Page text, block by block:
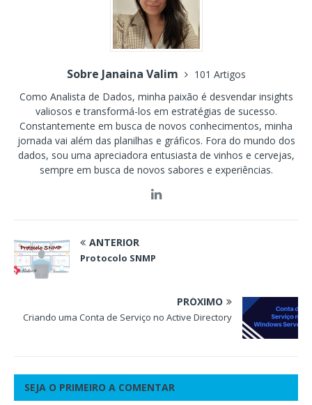
Sobre Janaina Valim
101 Artigos
Como Analista de Dados, minha paixão é desvendar insights
valiosos e transformá-los em estratégias de sucesso.
Constantemente em busca de novos conhecimentos, minha
jornada vai além das planilhas e gráficos. Fora do mundo dos
dados, sou uma apreciadora entusiasta de vinhos e cervejas,
sempre em busca de novos sabores e experiências.
ANTERIOR
Protocolo SNMP
PRÓXIMO
Criando uma Conta de Serviço no Active Directory
SEJA O PRIMEIRO A COMENTAR